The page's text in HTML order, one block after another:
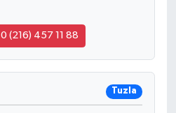
0 (216) 457 11 88
Tuzla